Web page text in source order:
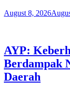
August 8, 2026
AYP:
Berdampak
Daerah